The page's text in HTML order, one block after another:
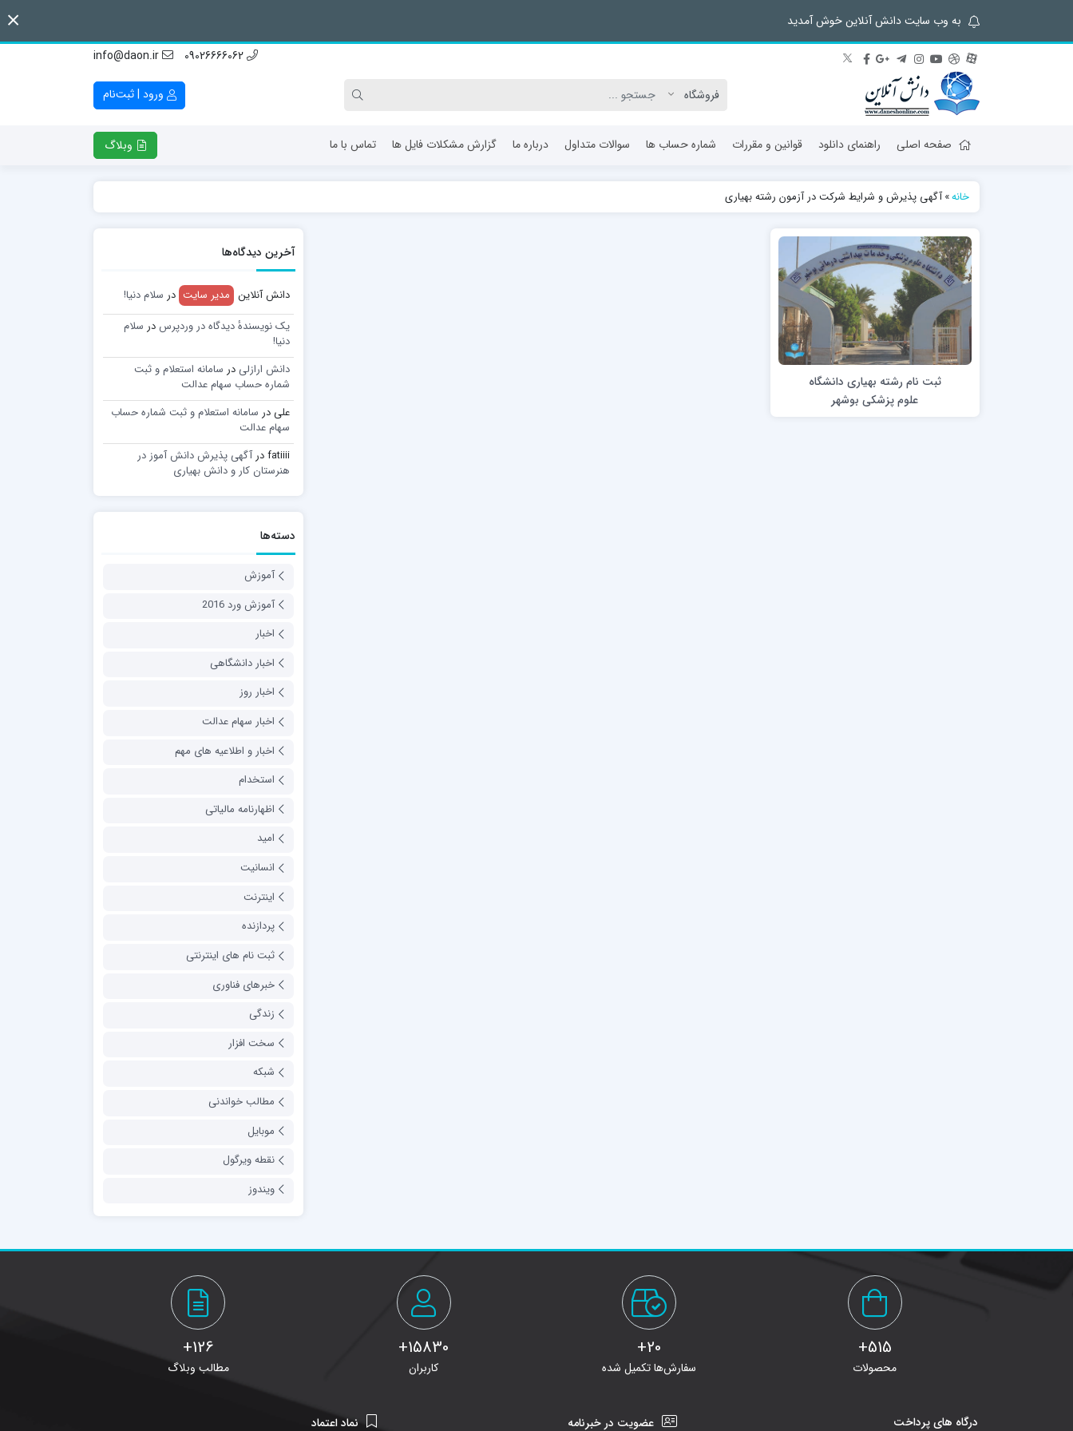
به وب سایت دانش آنلاین خوش آمدید
09026666062
info@daon.ir
ورود | ثبت‌نام
صفحه اصلی راهنمای دانلود قوانین و مقررات شماره حساب ها سوالات متداول درباره ما گزارش مشکلات فایل ها تماس با ما وبلاگ
خانه»آگهی پذیرش و شرایط شرکت در آزمون رشته بهیاری
ثبت نام رشته بهیاری دانشگاه
علوم پزشکی بوشهر
آخرین دیدگاه‌ها
دانش آنلاین مدیر سایت در سلام دنیا!
یک نویسندهٔ دیدگاه در وردپرس در سلام
دنیا!
دانش ارازلی در سامانه استعلام و ثبت
شماره حساب سهام عدالت
علیدر سامانه استعلام و ثبت شماره حساب
سهام عدالت
fatiiiiدرآگهی پذیرش دانش آموز در
هنرستان کار و دانش بهیاری
دسته‌ها
آموزش
آموزش ورد 2016
اخبار
اخبار دانشگاهی
اخبار روز
اخبار سهام عدالت
اخبار و اطلاعیه های مهم
استخدام
اظهارنامه مالیاتی
امید
انسانیت
اینترنت
پردازنده
ثبت نام های اینترنتی
خبرهای فناوری
زندگی
سخت افزار
شبکه
مطالب خواندنی
موبایل
نقطه ویرگول
ویندوز
515+
محصولات
20+
سفارش‌ها تکمیل شده
15830+
کاربران
126+
مطالب وبلاگ
درگاه های پرداخت عضویت در خبرنامه نماد اعتماد